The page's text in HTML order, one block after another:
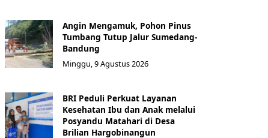
Angin Mengamuk, Pohon Pinus
Tumbang Tutup Jalur Sumedang-
Bandung
Minggu, 9 Agustus 2026
BRI Peduli Perkuat Layanan
Kesehatan Ibu dan Anak melalui
Posyandu Matahari di Desa
Brilian Hargobinangun